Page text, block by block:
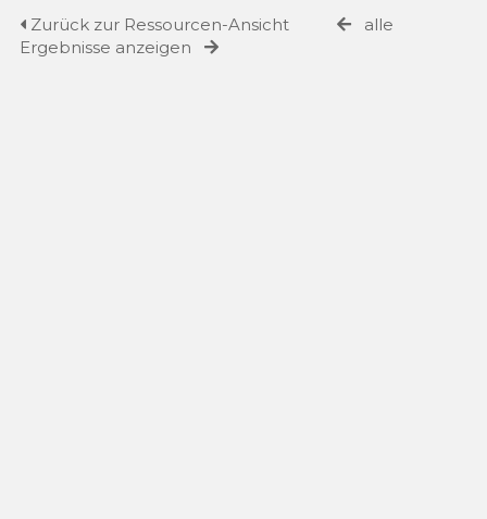
Zurück zur Ressourcen-Ansicht
alle
Ergebnisse anzeigen